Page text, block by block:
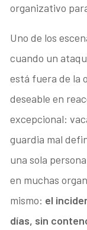
organizativo
Uno de los
cuando un
está fuera de la
deseable en
excepcional:
guardia mal
una sola
en muchas
mismo: el
días, sin